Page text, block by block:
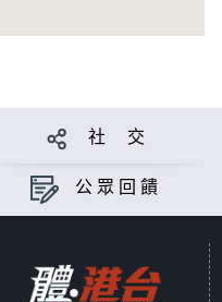
社 交
公眾回饋